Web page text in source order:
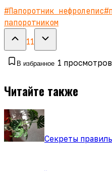
#Папоротник нефролепис#
папоротником
11
В избранное 1 просмотров
Читайте также
Секреты